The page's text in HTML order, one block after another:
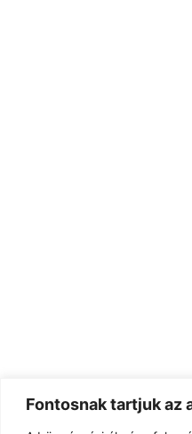
Fontosnak tartjuk az